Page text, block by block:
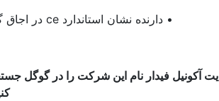
• دارنده نشان استاندارد ce در اجاق گاز
آکونیل فیدار نام این شرکت را در گوگل جستجو
کنید!